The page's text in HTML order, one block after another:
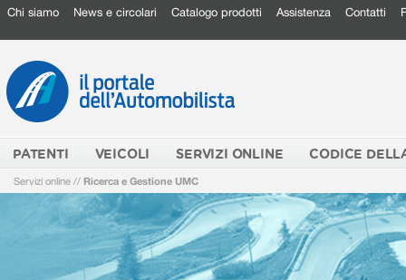
Chi siamo News e circolari Catalogo prodotti Assistenza Contatti
PATENTI VEICOLI SERVIZI ONLINE CODICE
Servizi online // Ricerca e Gestione UMC